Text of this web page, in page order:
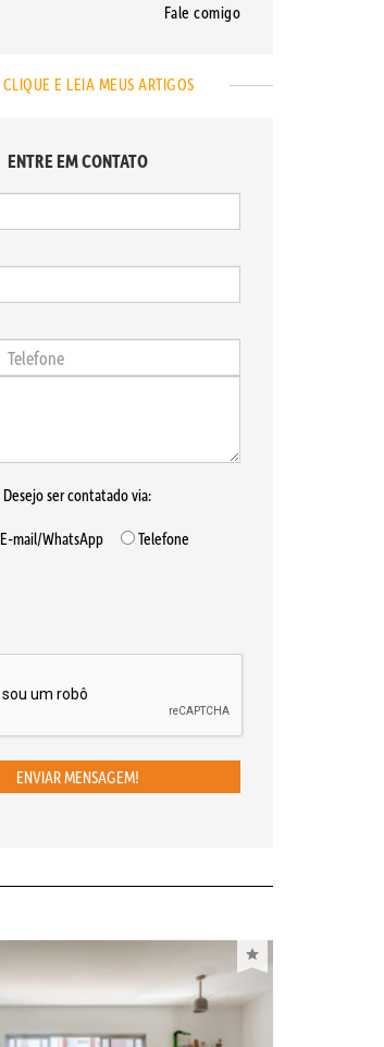
Fale comigo
CLIQUE E LEIA MEUS ARTIGOS
ENTRE EM CONTATO
Desejo ser contatado via:
E-mail/WhatsApp
Telefone
ENVIAR MENSAGEM!